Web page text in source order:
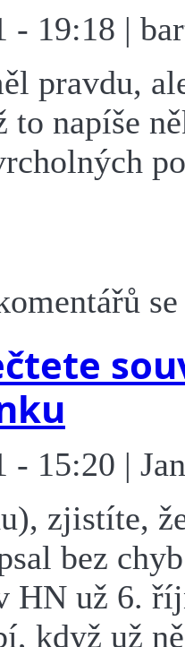
- 19:18 |
pravdu,
to napíše
- 15:20 |
zjistíte,
bez
HN už 6.
když už